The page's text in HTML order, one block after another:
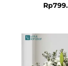
Rp